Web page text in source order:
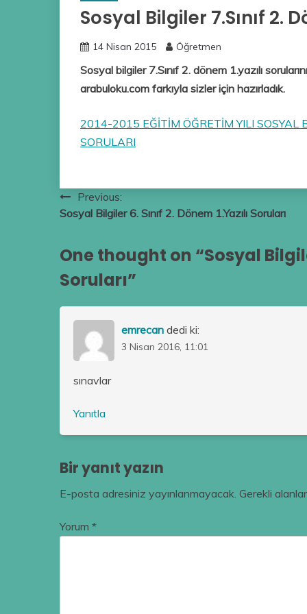
Sosyal Bilgiler 7.Sınıf 2.
14 Nisan 2015 Öğretmen
Sosyal bilgiler 7.Sınıf 2. dönem 1.yazılı
arabuloku.com farkıyla sizler için hazırladık.
2014-2015 EĞİTİM ÖĞRETİM YILI SOSYAL
SORULARI
Yazı
gezinmesi
Previous:
Sosyal Bilgiler 6. Sınıf 2. Dönem 1.Yazılı Soruları
One thought on “Sosyal
Soruları”
emrecan dedi ki:
3 Nisan 2016, 11:01
sınavlar
Yanıtla
Bir yanıt yazın
E-posta adresiniz yayınlanmayacak. Gerekli alanlar
Yorum *